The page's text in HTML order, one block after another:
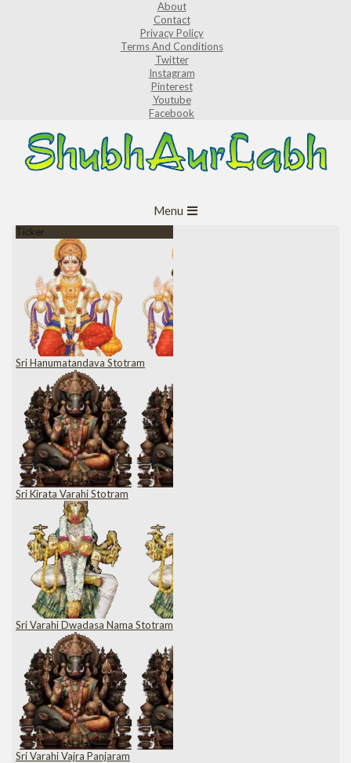
About
Contact
Privacy Policy
Terms And Conditions
Twitter
Instagram
Pinterest
Youtube
Facebook
Navigation
Menu
Ticker
Sri Hanumatandava Stotram
Sri Kirata Varahi Stotram
Sri Varahi Dwadasa Nama Stotram
Sri Varahi Vajra Panjaram